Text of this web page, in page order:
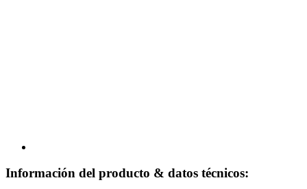
Información del producto & datos técnicos: